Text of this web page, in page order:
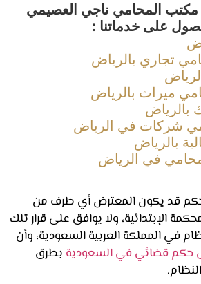
المحامي ناجي العصيمي
على خدماتنا :
بالرياض
بالرياض
في الرياض
في الرياض
يكون المعترض أي طرف من
ولا يوافق على قرار تلك
المملكة العربية السعودية، وأن
قضائي في السعوديةبطرق